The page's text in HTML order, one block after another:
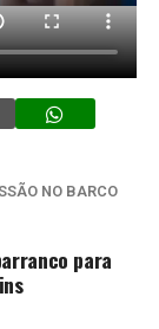
NO BARCO
para